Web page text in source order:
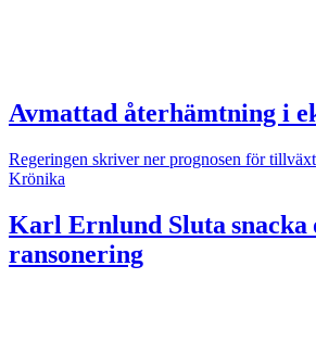
Avmattad återhämtning i
Regeringen skriver ner prognosen för
Krönika
Karl Ernlund Sluta snacka
ransonering